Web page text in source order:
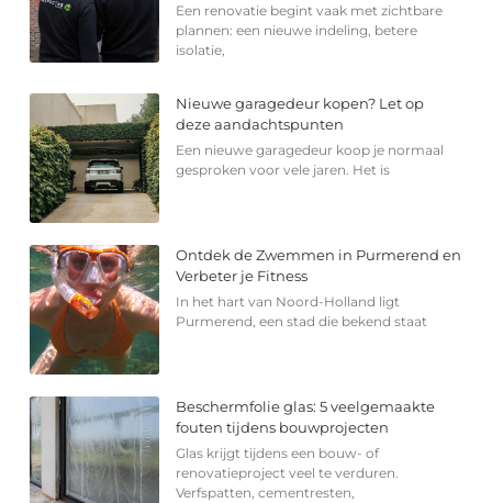
Een renovatie begint vaak met zichtbare
plannen: een nieuwe indeling, betere
isolatie,
Nieuwe garagedeur kopen? Let op
deze aandachtspunten
Een nieuwe garagedeur koop je normaal
gesproken voor vele jaren. Het is
Ontdek de Zwemmen in Purmerend en
Verbeter je Fitness
In het hart van Noord-Holland ligt
Purmerend, een stad die bekend staat
Beschermfolie glas: 5 veelgemaakte
fouten tijdens bouwprojecten
Glas krijgt tijdens een bouw- of
renovatieproject veel te verduren.
Verfspatten, cementresten,